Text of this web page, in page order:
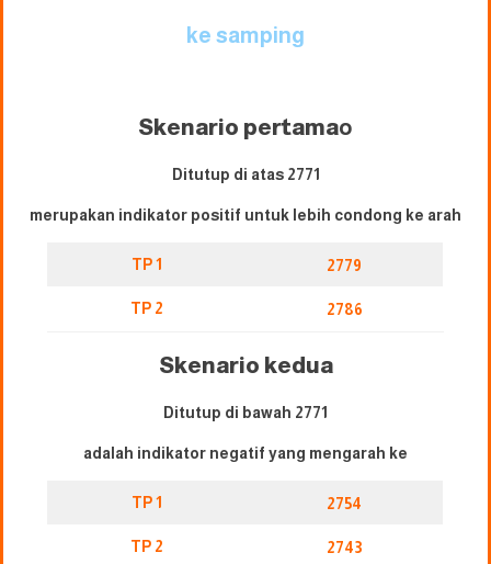
ke samping
Skenario pertamao
Ditutup di atas 2771
merupakan indikator positif untuk lebih condong ke arah
TP 1 2779
TP 2 2786
Skenario kedua
Ditutup di bawah 2771
adalah indikator negatif yang mengarah ke
TP 1 2754
TP 2 2743